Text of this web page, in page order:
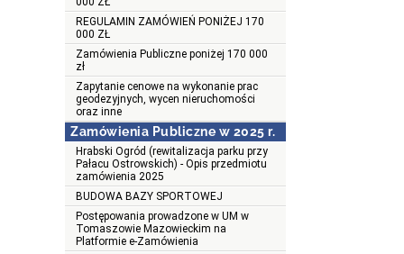
REGULAMIN ZAMÓWIEŃ PONIŻEJ 170
000 ZŁ
Zamówienia Publiczne poniżej 170 000
zł
Zapytanie cenowe na wykonanie prac
geodezyjnych, wycen nieruchomości
oraz inne
Zamówienia Publiczne w 2025 r.
Hrabski Ogród (rewitalizacja parku przy
Pałacu Ostrowskich) - Opis przedmiotu
zamówienia 2025
BUDOWA BAZY SPORTOWEJ
Postępowania prowadzone w UM w
Tomaszowie Mazowieckim na
Platformie e-Zamówienia